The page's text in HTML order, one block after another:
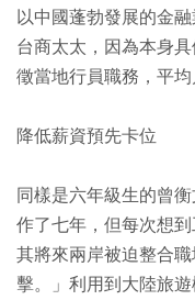
以中國蓬勃發展的金
台商太太，因為本身
徵當地行員職務，平均
降低薪資預先卡位
同樣是六年級生的曾
作了七年，但每次想
其將來兩岸被迫整合
擊。」利用到大陸旅